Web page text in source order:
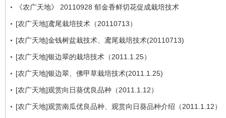
《农广天地》 20110928 郁金香鲜切花促成栽培技术
[农广天地]鸢尾栽培技术（20110713）
[农广天地]金钱树盆栽技术、鸢尾栽培技术(20110713)
[农广天地]银边翠的栽培技术（2011.1.25）
[农广天地]银边翠、佛甲草栽培技术(2011.1.25)
[农广天地]观赏向日葵优良品种（2011.1.12）
[农广天地]观赏南瓜优良品种、观赏向日葵品种介绍（2011.1.12）